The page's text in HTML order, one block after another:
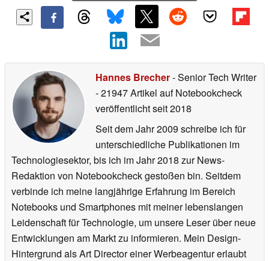
Hannes Brecher- Senior Tech Writer
- 21947 Artikel auf Notebookcheck
veröffentlichtseit 2018
Seit dem Jahr 2009 schreibe ich für
unterschiedliche Publikationen im
Technologiesektor, bis ich im Jahr 2018 zur News-
Redaktion von Notebookcheck gestoßen bin. Seitdem
verbinde ich meine langjährige Erfahrung im Bereich
Notebooks und Smartphones mit meiner lebenslangen
Leidenschaft für Technologie, um unsere Leser über neue
Entwicklungen am Markt zu informieren. Mein Design-
Hintergrund als Art Director einer Werbeagentur erlaubt